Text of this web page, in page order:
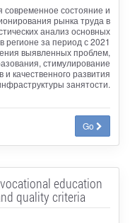
современное состояние и
рынка труда в
анализ основных
регионе за период с 2021
выявленных проблем,
стимулирование
качественного развития
занятости.
Go
education
quality criteria